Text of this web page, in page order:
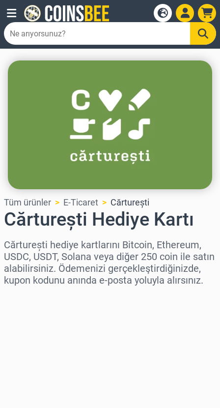
Tüm ürünler E-Ticaret Cărturești
Cărturești Hediye Kartı
Cărturești hediye kartlarını Bitcoin, Ethereum,
USDC, USDT, Solana veya diğer 250 coin ile satın
alabilirsiniz. Ödemenizi gerçekleştirdiğinizde,
kupon kodunu anında e-posta yoluyla alırsınız.